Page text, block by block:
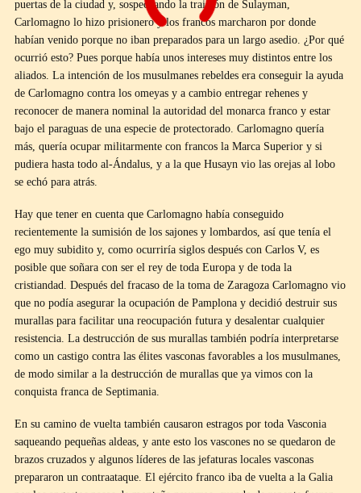
puertas de la ciudad y, sospechando la traición de Sulayman,
Carlomagno lo hizo prisionero y los francos marcharon por donde
habían venido porque no iban preparados para un largo asedio. ¿Por qué
ocurrió esto? Pues porque había unos intereses muy distintos entre los
aliados. La intención de los musulmanes rebeldes era conseguir la ayuda
de Carlomagno contra los omeyas y a cambio entregar rehenes y
reconocer de manera nominal la autoridad del monarca franco y estar
bajo el paraguas de una especie de protectorado. Carlomagno quería
más, quería ocupar militarmente con francos la Marca Superior y si
pudiera hasta todo al-Ándalus, y a la que Husayn vio las orejas al lobo
se echó para atrás.
Hay que tener en cuenta que Carlomagno había conseguido
recientemente la sumisión de los sajones y lombardos, así que tenía el
ego muy subidito y, como ocurriría siglos después con Carlos V, es
posible que soñara con ser el rey de toda Europa y de toda la
cristiandad. Después del fracaso de la toma de Zaragoza Carlomagno vio
que no podía asegurar la ocupación de Pamplona y decidió destruir sus
murallas para facilitar una reocupación futura y desalentar cualquier
resistencia. La destrucción de sus murallas también podría interpretarse
como un castigo contra las élites vasconas favorables a los musulmanes,
de modo similar a la destrucción de murallas que ya vimos con la
conquista franca de Septimania.
En su camino de vuelta también causaron estragos por toda Vasconia
saqueando pequeñas aldeas, y ante esto los vascones no se quedaron de
brazos cruzados y algunos líderes de las jefaturas locales vasconas
prepararon un contraataque. El ejército franco iba de vuelta a la Galia